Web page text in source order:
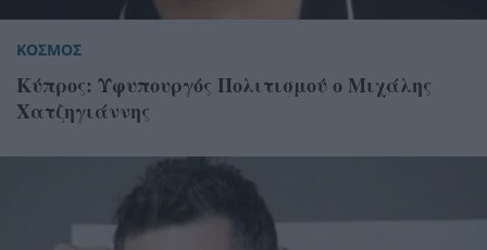
ΚΟΣΜΟΣ
Κύπρος: Υφυπουργός Πολιτισμού ο Μιχάλης
Χατζηγιάννης